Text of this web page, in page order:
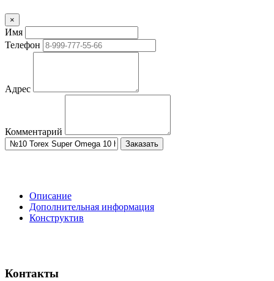
×
Имя
Телефон
Адрес
Комментарий
Заказать
Описание
Дополнительная информация
Конструктив
Контакты